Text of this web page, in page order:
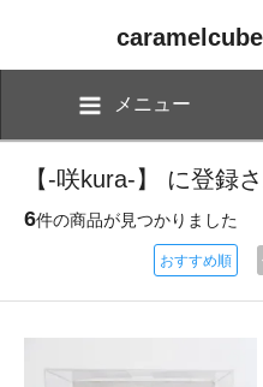
メニュー
【-咲kura-】 に登録
6件の商品が見つかりました
おすすめ順